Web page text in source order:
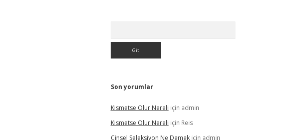
Son yorumlar
Kismetse Olur Nereli için admin
Kismetse Olur Nereli için Reis
Cinsel Seleksiyon Ne Demekiçin admin